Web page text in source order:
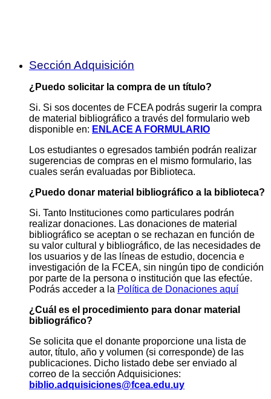
Sección Adquisición
¿Puedo solicitar la compra de un título?
Si. Si sos docentes de FCEA podrás sugerir la compra
de material bibliográfico a través del formulario web
disponible en: ENLACE A FORMULARIO
Los estudiantes o egresados también podrán realizar
sugerencias de compras en el mismo formulario, las
cuales serán evaluadas por Biblioteca.
¿Puedo donar material bibliográfico a la biblioteca?
Si. Tanto Instituciones como particulares podrán
realizar donaciones. Las donaciones de material
bibliográfico se aceptan o se rechazan en función de
su valor cultural y bibliográfico, de las necesidades de
los usuarios y de las líneas de estudio, docencia e
investigación de la FCEA, sin ningún tipo de condición
por parte de la persona o institución que las efectúe.
Podrás acceder a la Política de Donaciones aquí
¿Cuál es el procedimiento para donar material
bibliográfico?
Se solicita que el donante proporcione una lista de
autor, título, año y volumen (si corresponde) de las
publicaciones. Dicho listado debe ser enviado al
correo de la sección Adquisiciones:
biblio.adquisiciones@fcea.edu.uy